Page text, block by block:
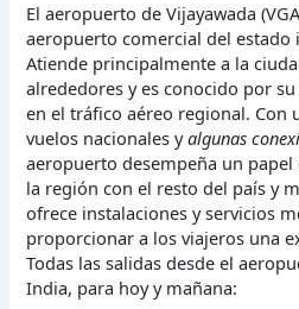
El aeropuerto de Vijayawada
aeropuerto comercial del estado
Atiende principalmente a la
alrededores y es conocido por
en el tráfico aéreo regional. Con
vuelos nacionales yalgunas
aeropuerto desempeña un
la región con el resto del país y
ofrece instalaciones y servicios
proporcionar a los viajeros una
Todas las salidas desde el
India, para hoy y mañana: